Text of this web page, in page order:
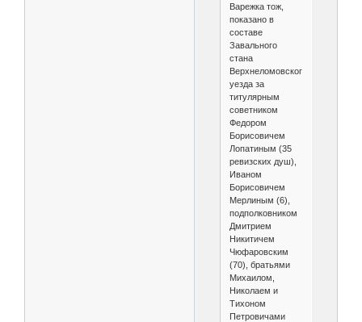
Варежка тож,
показано в
составе
Завального
стана
Верхнеломовского
уезда за
титулярным
советником
Федором
Борисовичем
Лопатиным (35
ревизских душ),
Иваном
Борисовичем
Мерлиным (6),
подполковником
Дмитрием
Никитичем
Чюфаровским
(70), братьями
Михаилом,
Николаем и
Тихоном
Петровичами